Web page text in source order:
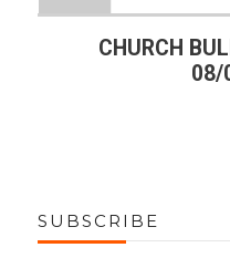
CHURCH
08/
SUBSCRIBE